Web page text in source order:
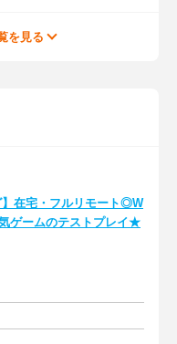
を見る
】在宅・フルリモート◎W
ゲームのテストプレイ★